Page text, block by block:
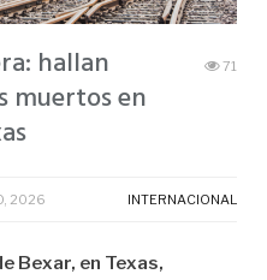
hallan
muertos en
71
2026 INTERNACIONAL
Bexar, en Texas,